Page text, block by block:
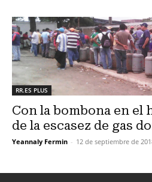
RR.ES PLUS
Con la bombona en el
de la escasez de gas
Yeannaly Fermin - 12 de septiembre de